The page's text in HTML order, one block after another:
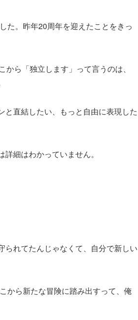
た。昨年20周年を迎えたことをきっ
ら「独立します」って言うのは、
と直結したい、もっと自由に表現した
細はわかっていません。
られてたんじゃなくて、自分で新しい
から新たな冒険に踏み出すって、俺